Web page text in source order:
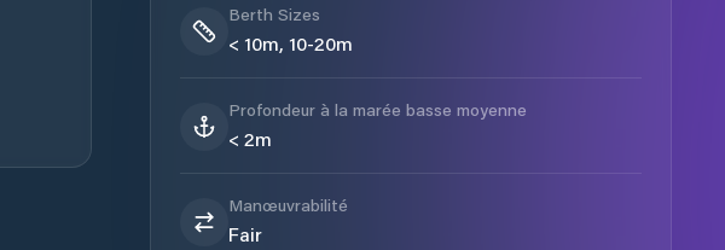
Berth Sizes
< 10m, 10-20m
Profondeur à la marée basse moyenne
< 2m
Manœuvrabilité
Fair